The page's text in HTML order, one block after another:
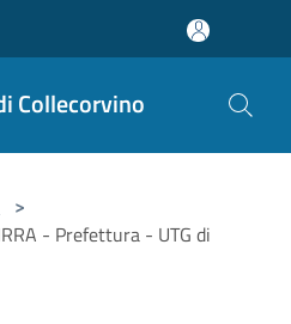
Collecorvino
>
- Prefettura - UTG di